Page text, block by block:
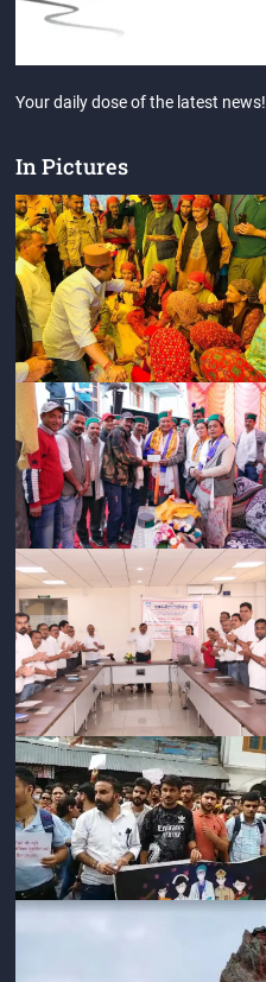
Your daily dose of the latest news!
In Pictures